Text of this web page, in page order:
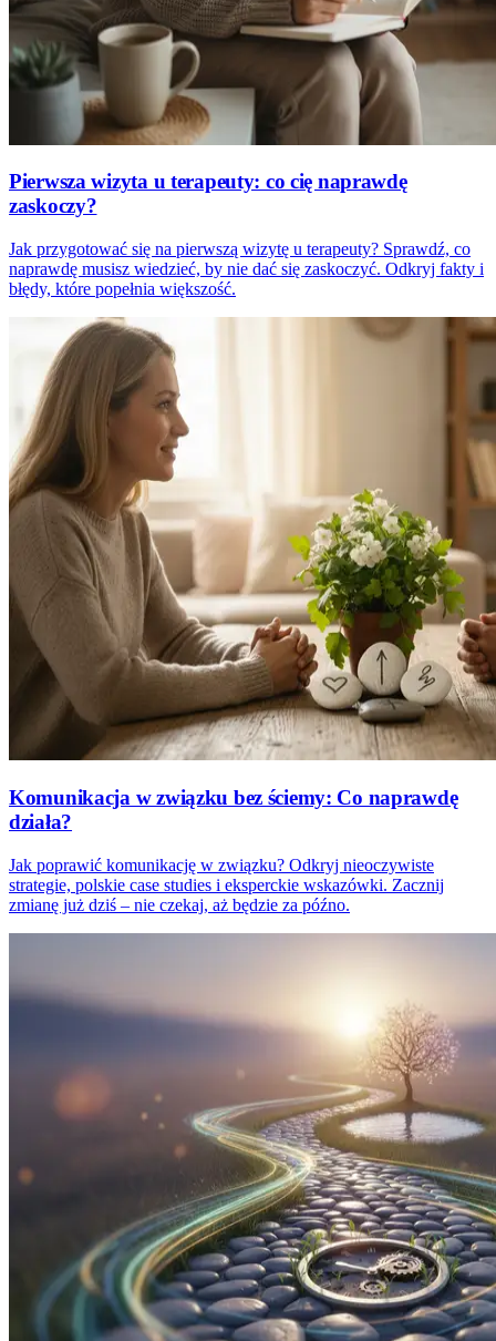
Pierwsza wizyta u terapeuty: co cię naprawdę
zaskoczy?
Jak przygotować się na pierwszą wizytę u terapeuty? Sprawdź, co
naprawdę musisz wiedzieć, by nie dać się zaskoczyć. Odkryj fakty i
błędy, które popełnia większość.
Komunikacja w związku bez ściemy: Co naprawdę
działa?
Jak poprawić komunikację w związku? Odkryj nieoczywiste
strategie, polskie case studies i eksperckie wskazówki. Zacznij
zmianę już dziś – nie czekaj, aż będzie za późno.